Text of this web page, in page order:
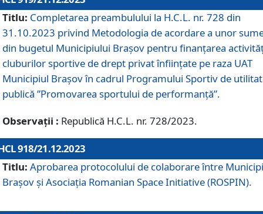
Titlu: Completarea preambulului la H.C.L. nr. 728 din
31.10.2023 privind Metodologia de acordare a unor
din bugetul Municipiului Brașov pentru finanțarea
cluburilor sportive de drept privat înființate pe raza UAT
Municipiul Brașov în cadrul Programului Sportiv de
publică ”Promovarea sportului de performanță”.
Observații : Republică H.C.L. nr. 728/2023.
918/21.12.2023
Titlu: Aprobarea protocolului de colaborare între
Brașov și Asociația Romanian Space Initiative (ROSPIN).